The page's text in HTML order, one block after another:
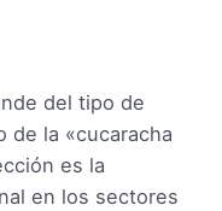
del tipo de
de la «cucaracha
es la
en los sectores